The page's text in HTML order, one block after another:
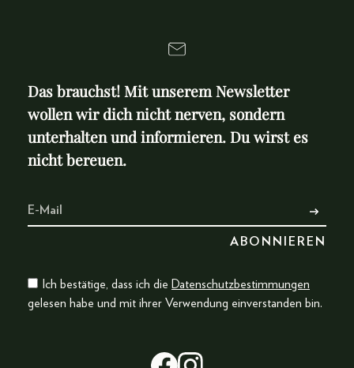
Das brauchst! Mit unserem Newsletter
wollen wir dich nicht nerven, sondern
unterhalten und informieren. Du wirst es
nicht bereuen.
Ich bestätige, dass ich die Datenschutzbestimmungen
gelesen habe und mit ihrer Verwendung einverstanden bin.